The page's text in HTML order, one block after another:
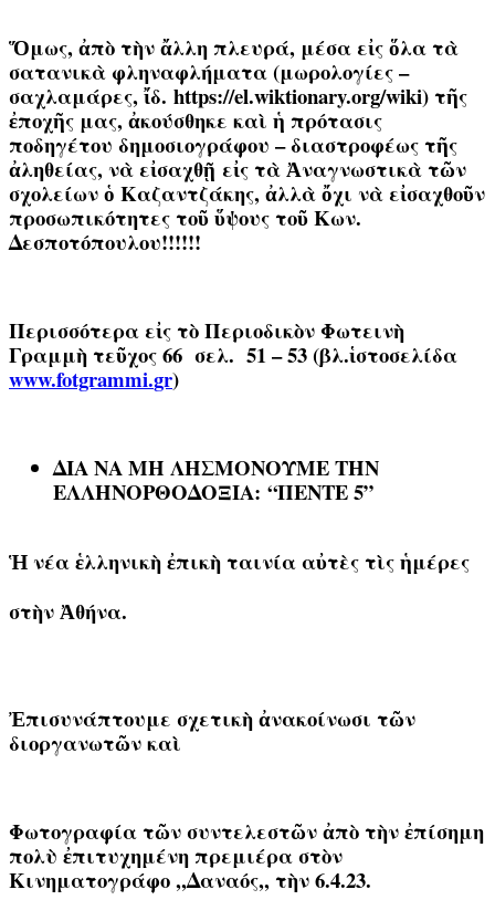
Ὅμως, ἀπὸ τὴν ἄλλη πλευρά, μέσα εἰς ὅλα τὰ
σατανικὰ φληναφλήματα (μωρολογίες –
σαχλαμάρες, ἴδ. https://el.wiktionary.org/wiki) τῆς
ἐποχῆς μας, ἀκούσθηκε καὶ ἡ πρότασις
ποδηγέτου δημοσιογράφου – διαστροφέως τῆς
ἀληθείας, νὰ εἰσαχθῇ εἰς τὰ Ἀναγνωστικὰ τῶν
σχολείων ὁ Καζαντζάκης, ἀλλὰ ὄχι νὰ εἰσαχθοῦν
προσωπικότητες τοῦ ὕψους τοῦ Κων.
Δεσποτόπουλου!!!!!!
Περισσότερα εἰς τὸ Περιοδικὸν Φωτεινὴ
Γραμμὴ τεῦχος 66 σελ. 51 – 53 (βλ.ἱστοσελίδα
www.fotgrammi.gr)
ΔΙΑ ΝΑ ΜΗ ΛΗΣΜΟΝΟΥΜΕ ΤΗΝ
ΕΛΛΗΝΟΡΘΟΔΟΞΙΑ: “ΠΕΝΤΕ 5”
Ἡ νέα ἑλληνικὴ ἐπικὴ ταινία αὐτὲς τὶς ἡμέρες
στὴν Ἀθήνα.
Ἐπισυνάπτουμε σχετικὴ ἀνακοίνωσι τῶν
διοργανωτῶν καὶ
Φωτογραφία τῶν συντελεστῶν ἀπὸ τὴν ἐπίσημη
πολὺ ἐπιτυχημένη πρεμιέρα στὸν
Κινηματογράφο ,,Δαναός,, τὴν 6.4.23.